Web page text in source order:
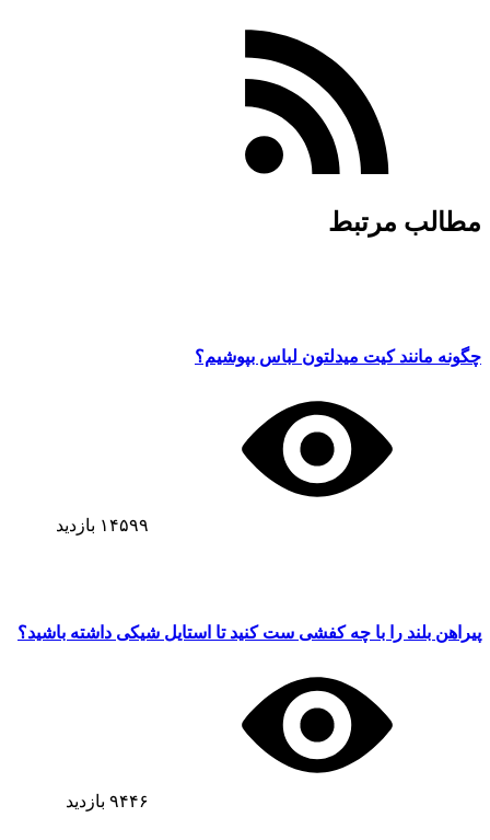
مطالب مرتبط
چگونه مانند کیت میدلتون لباس بپوشیم؟
۱۴۵۹۹ بازدید
پیراهن بلند را با چه کفشی ست کنید تا استایل شیکی داشته باشید؟
۹۴۴۶ بازدید